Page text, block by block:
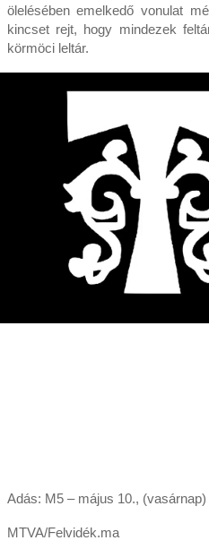
ölelésében emelkedő vonulat
kincset rejt, hogy mindezek
körmöci leltár.
Adás: M5 – május 10., (vasárnap)
MTVA/Felvidék.ma